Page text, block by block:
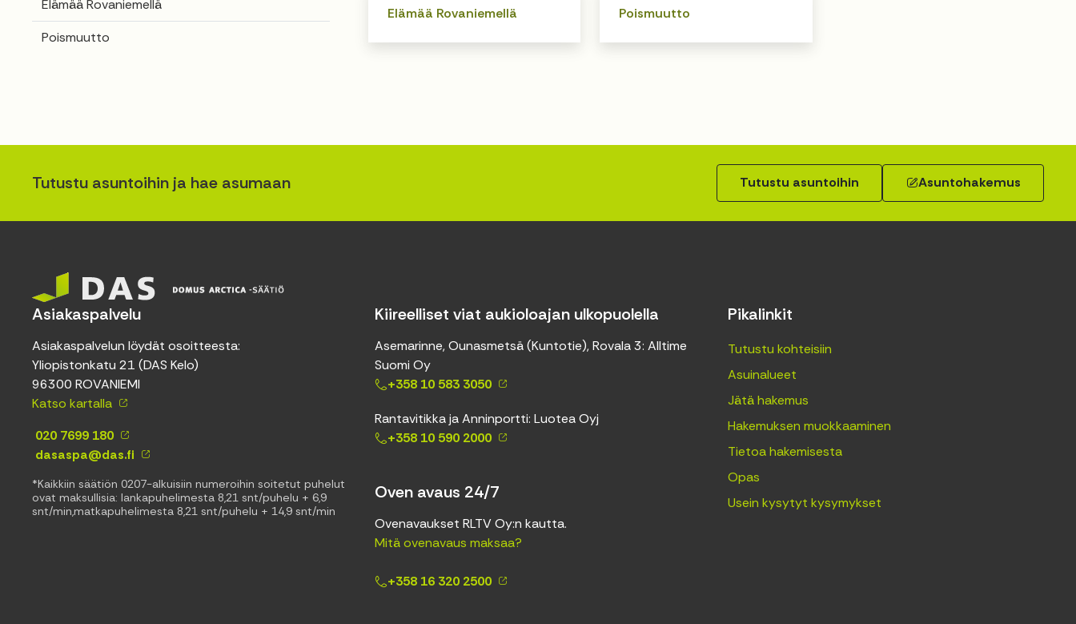
Elämää Rovaniemellä
Poismuutto
Elämää Rovaniemellä Poismuutto
Tutustu asuntoihin ja hae asumaan Tutustu asuntoihin Asuntohakemus
Asiakaspalvelu
Asiakaspalvelun löydät osoitteesta:
Yliopistonkatu 21 (DAS Kelo)
96300 ROVANIEMI
Katso kartalla
020 7699 180
dasaspa@das.fi
*Kaikkiin säätiön 0207-alkuisiin numeroihin soitetut puhelut
ovat maksullisia: lankapuhelimesta 8,21 snt/puhelu + 6,9
snt/min,matkapuhelimesta 8,21 snt/puhelu + 14,9 snt/min
Kiireelliset viat aukioloajan ulkopuolella
Asemarinne, Ounasmetsä (Kuntotie), Rovala 3: Alltime
Suomi Oy
+358 10 583 3050
Rantavitikka ja Anninportti: Luotea Oyj
+358 10 590 2000
Oven avaus 24/7
Ovenavaukset RLTV Oy:n kautta.
Mitä ovenavaus maksaa?
+358 16 320 2500
Pikalinkit
Tutustu kohteisiin
Asuinalueet
Jätä hakemus
Hakemuksen muokkaaminen
Tietoa hakemisesta
Opas
Usein kysytyt kysymykset